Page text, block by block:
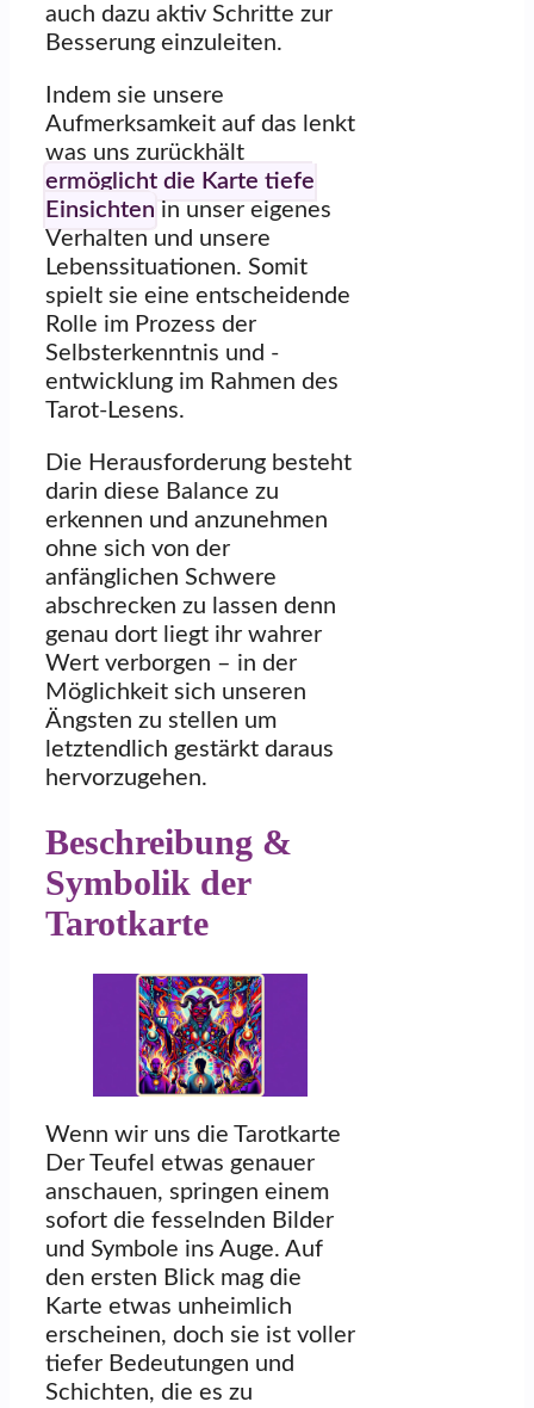
auch dazu aktiv Schritte zur
Besserung einzuleiten.
Indem sie unsere
Aufmerksamkeit auf das lenkt
was uns zurückhält
ermöglicht die Karte tiefe
Einsichten in unser eigenes
Verhalten und unsere
Lebenssituationen. Somit
spielt sie eine entscheidende
Rolle im Prozess der
Selbsterkenntnis und -
entwicklung im Rahmen des
Tarot-Lesens.
Die Herausforderung besteht
darin diese Balance zu
erkennen und anzunehmen
ohne sich von der
anfänglichen Schwere
abschrecken zu lassen denn
genau dort liegt ihr wahrer
Wert verborgen – in der
Möglichkeit sich unseren
Ängsten zu stellen um
letztendlich gestärkt daraus
hervorzugehen.
Beschreibung &
Symbolik der
Tarotkarte
Wenn wir uns die Tarotkarte
Der Teufel etwas genauer
anschauen, springen einem
sofort die fesselnden Bilder
und Symbole ins Auge. Auf
den ersten Blick mag die
Karte etwas unheimlich
erscheinen, doch sie ist voller
tiefer Bedeutungen und
Schichten, die es zu